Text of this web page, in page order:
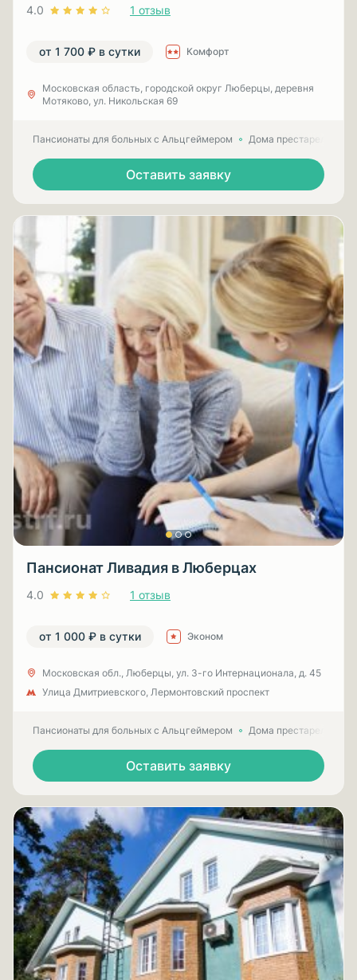
4.0 1 отзыв
от 1 700 ₽ в сутки Комфорт
Московская область, городской округ Люберцы, деревня
Мотяково, ул. Никольская 69
Пансионаты для больных с Альцгеймером Дома престарелых
Оставить заявку
Пансионат Ливадия в Люберцах
4.0 1 отзыв
от 1 000 ₽ в сутки Эконом
Московская обл., Люберцы, ул. 3-гo Интернационала, д. 45
Улица Дмитриевского, Лермонтовский проспект
Пансионаты для больных с Альцгеймером Дома престарелых
Оставить заявку